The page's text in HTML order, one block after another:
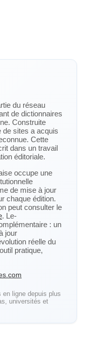
du réseau
de dictionnaires
Construite
de sites a acquis
Cette
dans un travail
éditoriale.
occupe une
de mise à jour
chaque édition.
peut consulter le
. Le-
: un
jour
réelle du
pratique,
en ligne depuis plus
universités et